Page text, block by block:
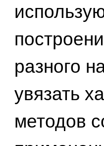
разного
увязать
методов